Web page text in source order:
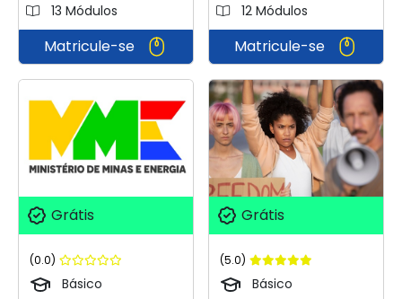
13 Módulos
Matricule-se
12 Módulos
Matricule-se
Grátis
(0.0)
Básico
Grátis
(5.0)
Básico